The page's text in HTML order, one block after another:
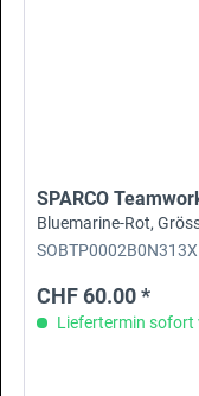
SPARCO
Bluemarine-Rot,
CHF 60.00 *
Liefertermin sofort